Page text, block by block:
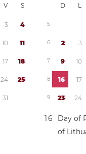
V S
3 4
10 11
17 18
24 25
31
D L
5
6 2 3
7 9 10
8 16 17
9 23 24
16
Day of
of